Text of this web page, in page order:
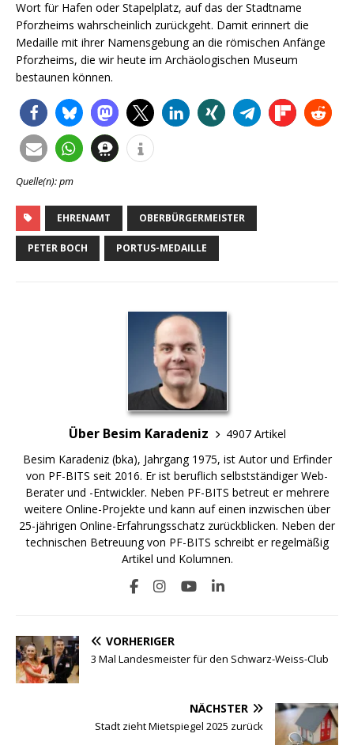
Wort für Hafen oder Stapelplatz, auf das der Stadtname
Pforzheims wahrscheinlich zurückgeht. Damit erinnert die
Medaille mit ihrer Namensgebung an die römischen Anfänge
Pforzheims, die wir heute im Archäologischen Museum
bestaunen können.
Quelle(n): pm
EHRENAMT OBERBÜRGERMEISTER
PETER BOCH PORTUS-MEDAILLE
Über Besim Karadeniz
4907 Artikel
Besim Karadeniz (bka), Jahrgang 1975, ist Autor und Erfinder
von PF-BITS seit 2016. Er ist beruflich selbstständiger Web-
Berater und -Entwickler. Neben PF-BITS betreut er mehrere
weitere Online-Projekte und kann auf einen inzwischen über
25-jährigen Online-Erfahrungsschatz zurückblicken. Neben der
technischen Betreuung von PF-BITS schreibt er regelmäßig
Artikel und Kolumnen.
VORHERIGER
3 Mal Landesmeister für den Schwarz-Weiss-Club
NÄCHSTER
Stadt zieht Mietspiegel 2025 zurück